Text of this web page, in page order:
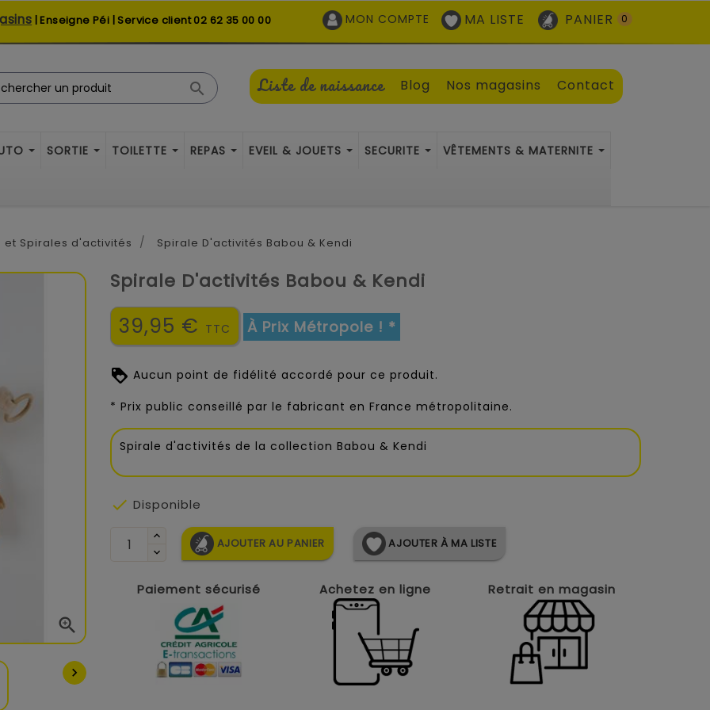
| Enseigne Péi | Service client02 62 35 00 00 MON COMPTE MA LISTE PANIER 0
Liste de naissance Blog Nos magasins Contact

SORTIE TOILETTE REPAS EVEIL & JOUETS SECURITE VÊTEMENTS & MATERNITE
et Spirales d'activités Spirale D'activités Babou & Kendi


Spirale D'activités Babou & Kendi
39,95 € TTC À Prix Métropole ! *
Aucun point de fidélité accordé pour ce produit.
* Prix public conseillé par le fabricant en France métropolitaine.
Spirale d'activités de la collection Babou & Kendi
 Disponible
AJOUTER AU PANIER AJOUTER À MA LISTE
Paiement sécurisé Achetez en ligne Retrait en magasin